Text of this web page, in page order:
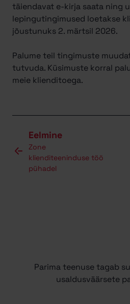
täiendavat e-kirja saata ning
lepingutingimused loetakse
jõustunuks 2. märtsil 2026.
Palume teil tingimuste
tutvuda. Küsimuste korral
meie klienditoega.
Eelmine
Zone
klienditeeninduse töö
pühadel
Parima teenuse tagab
usaldusväärsete